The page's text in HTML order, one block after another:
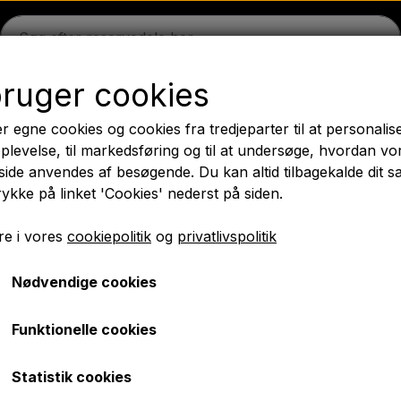
Massey Ferguson Fordson Trækbomme
Olie Kemi El-dele LED Lygter Pære Maling
PTO Aksler GARDLOC Værksted/ Værktøj Tilbud
- Fleetguard
Brændstoffilter - FF167
kr. 49,00
cookies
egne cookies og cookies fra tredjeparter til at
til markedsføring og til at undersøge, hvordan
anvendes af besøgende. Du kan altid tilbagekalde dit
på linket 'Cookies' nederst på siden.
i vores cookiepolitik og privatlivspolitik
Nødvendige cookies
Funktionelle cookies
Statistik cookies